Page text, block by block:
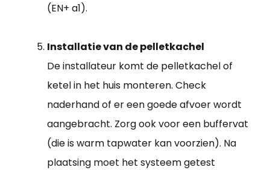
(EN+ a1).
Installatie van de pelletkachel
De installateur komt de pelletkachel of
ketel in het huis monteren. Check
naderhand of er een goede afvoer wordt
aangebracht. Zorg ook voor een buffervat
(die is warm tapwater kan voorzien). Na
plaatsing moet het systeem getest